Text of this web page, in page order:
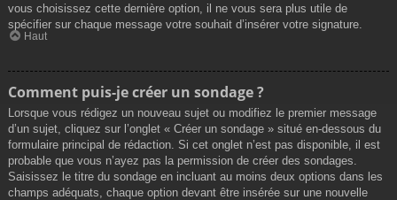
vous choisissez cette dernière option, il ne vous sera plus utile de
spécifier sur chaque message votre souhait d’insérer votre signature.
Haut
Comment puis-je créer un sondage ?
Lorsque vous rédigez un nouveau sujet ou modifiez le premier message
d’un sujet, cliquez sur l’onglet « Créer un sondage » situé en-dessous du
formulaire principal de rédaction. Si cet onglet n’est pas disponible, il est
probable que vous n’ayez pas la permission de créer des sondages.
Saisissez le titre du sondage en incluant au moins deux options dans les
champs adéquats, chaque option devant être insérée sur une nouvelle